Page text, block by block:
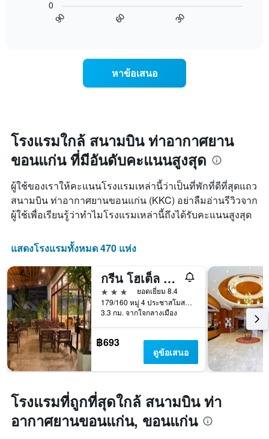
ดง
เฉลี่ย
ห้อง
พัก
วัน
ที่
เข้า
พัก
แผนภูมิ
มี
แกน
แกน
จำนวน
วัน
ก่อน
การ
เข้า
พัก
แผนภูมิ
มี
แกน
Y
แกน
แแส
ดง
ราคา
90 60 30
0
หาข้อเสนอ
โรงแรมใกล้ สนามบิน ท่าอากาศยาน
ขอนแก่น ที่มีอันดับคะแนนสูงสุด
ผู้ใช้ของเราให้คะแนนโรงแรมเหล่านี้ว่าเป็นที่พักที่ดีที่สุดแถว
สนามบิน ท่าอากาศยานขอนแก่น (KKC) อย่าลืมอ่านรีวิวจาก
ผู้ใช้เพื่อเรียนรู้ว่าทำไมโรงแรมเหล่านี้ถึงได้รับคะแนนสูงสุด
แสดงโรงแรมทั้งหมด 470 แห่ง
กรีน โฮเต็ล แอนด์ รีสอร์ท
3 ดาว
ยอดเยี่ยม 8.4
179/160 หมู่ 4 ประชาสโมสร ซอย 38, ตัวเมืองขอนแก่น ไทย, ขอนแก่น, ประเทศไทย
3.3 กม. จากใจกลางเมือง
฿693
ดูข้อเสนอ
โรงแรมที่ถูกที่สุดใกล้ สนามบิน ท่า
อากาศยานขอนแก่น, ขอนแก่น